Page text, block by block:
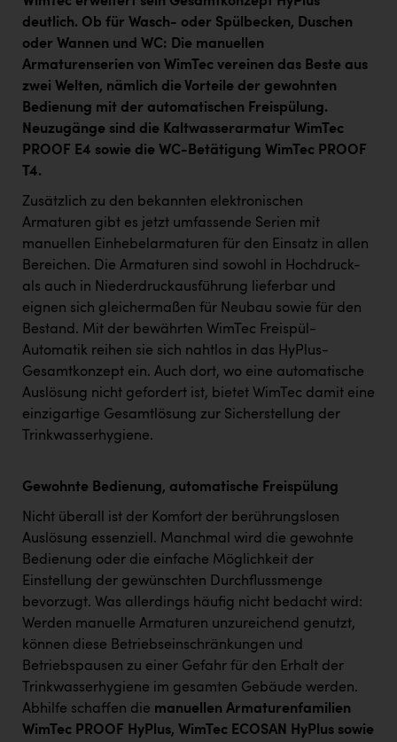
deutlich. Ob für Wasch- oder Spülbecken, Duschen
oder Wannen und WC: Die manuellen
Armaturenserien von WimTec vereinen das Beste aus
zwei Welten, nämlich die Vorteile der gewohnten
Bedienung mit der automatischen Freispülung.
Neuzugänge sind die Kaltwasserarmatur WimTec
PROOF E4 sowie die WC-Betätigung WimTec PROOF
T4.
Zusätzlich zu den bekannten elektronischen
Armaturen gibt es jetzt umfassende Serien mit
manuellen Einhebelarmaturen für den Einsatz in allen
Bereichen. Die Armaturen sind sowohl in Hochdruck-
als auch in Niederdruckausführung lieferbar und
eignen sich gleichermaßen für Neubau sowie für den
Bestand. Mit der bewährten WimTec Freispül-
Automatik reihen sie sich nahtlos in das HyPlus-
Gesamtkonzept ein. Auch dort, wo eine automatische
Auslösung nicht gefordert ist, bietet WimTec damit eine
einzigartige Gesamtlösung zur Sicherstellung der
Trinkwasserhygiene.
Gewohnte Bedienung, automatische Freispülung
Nicht überall ist der Komfort der berührungslosen
Auslösung essenziell. Manchmal wird die gewohnte
Bedienung oder die einfache Möglichkeit der
Einstellung der gewünschten Durchflussmenge
bevorzugt. Was allerdings häufig nicht bedacht wird:
Werden manuelle Armaturen unzureichend genutzt,
können diese Betriebseinschränkungen und
Betriebspausen zu einer Gefahr für den Erhalt der
Trinkwasserhygiene im gesamten Gebäude werden.
Abhilfe schaffen die manuellen Armaturenfamilien
WimTec PROOF HyPlus, WimTec ECOSAN HyPlus sowie